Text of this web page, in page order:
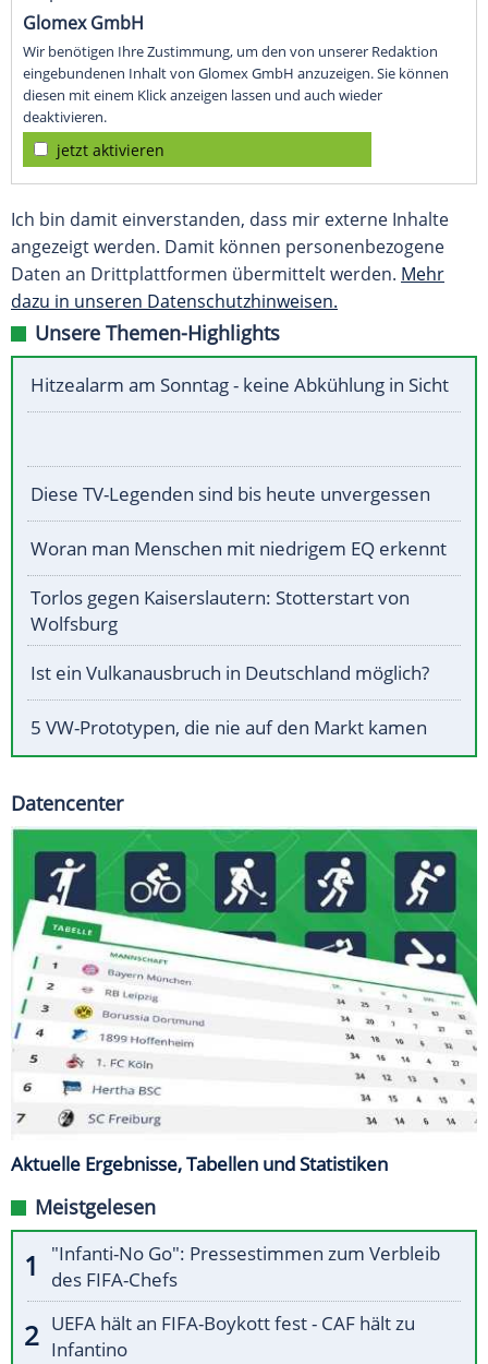
Glomex GmbH
Wir benötigen Ihre Zustimmung, um den von unserer Redaktion
eingebundenen Inhalt von Glomex GmbH anzuzeigen. Sie können
diesen mit einem Klick anzeigen lassen und auch wieder
deaktivieren.
jetzt aktivieren
Ich bin damit einverstanden, dass mir externe Inhalte
angezeigt werden. Damit können personenbezogene
Daten an Drittplattformen übermittelt werden. Mehr
dazu in unseren Datenschutzhinweisen.
Unsere Themen-Highlights
Hitzealarm am Sonntag - keine Abkühlung in Sicht
Diese TV-Legenden sind bis heute unvergessen
Woran man Menschen mit niedrigem EQ erkennt
Torlos gegen Kaiserslautern: Stotterstart von
Wolfsburg
Ist ein Vulkanausbruch in Deutschland möglich?
5 VW-Prototypen, die nie auf den Markt kamen
Datencenter
Aktuelle Ergebnisse, Tabellen und Statistiken
Meistgelesen
"Infanti-No Go": Pressestimmen zum Verbleib
des FIFA-Chefs
UEFA hält an FIFA-Boykott fest - CAF hält zu
Infantino